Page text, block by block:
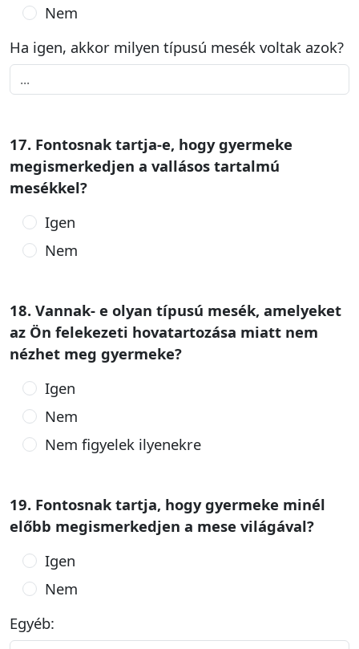
Nem
Ha igen, akkor milyen típusú mesék voltak azok?
17. Fontosnak tartja-e, hogy gyermeke
megismerkedjen a vallásos tartalmú
mesékkel?
Igen
Nem
18. Vannak- e olyan típusú mesék, amelyeket
az Ön felekezeti hovatartozása miatt nem
nézhet meg gyermeke?
Igen
Nem
Nem figyelek ilyenekre
19. Fontosnak tartja, hogy gyermeke minél
előbb megismerkedjen a mese világával?
Igen
Nem
Egyéb: